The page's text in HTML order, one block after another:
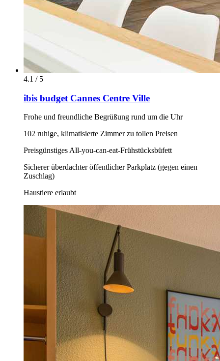
4.1 / 5
ibis budget Cannes Centre Ville
Frohe und freundliche Begrüßung rund um die Uhr
102 ruhige, klimatisierte Zimmer zu tollen Preisen
Preisgünstiges All-you-can-eat-Frühstücksbüfett
Sicherer überdachter öffentlicher Parkplatz (gegen einen
Zuschlag)
Haustiere erlaubt